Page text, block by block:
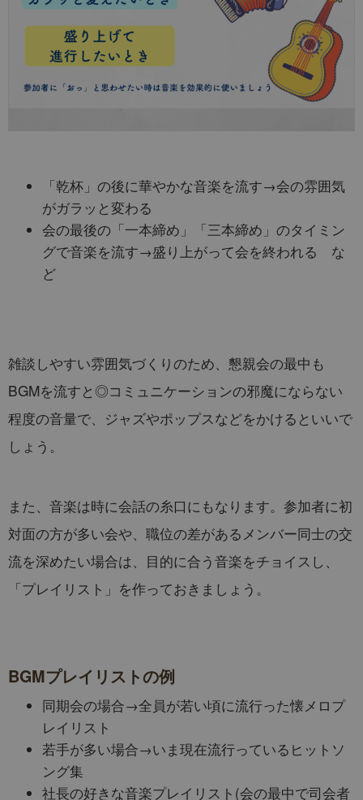
「乾杯」の後に華やかな音楽を流す→会の雰囲気
がガラッと変わる
会の最後の「一本締め」「三本締め」のタイミン
グで音楽を流す→盛り上がって会を終われる な
ど
雑談しやすい雰囲気づくりのため、懇親会の最中も
BGMを流すと◎コミュニケーションの邪魔にならない
程度の音量で、ジャズやポップスなどをかけるといいで
しょう。
また、音楽は時に会話の糸口にもなります。参加者に初
対面の方が多い会や、職位の差があるメンバー同士の交
流を深めたい場合は、目的に合う音楽をチョイスし、
「プレイリスト」を作っておきましょう。
BGMプレイリストの例
同期会の場合→全員が若い頃に流行った懐メロプ
レイリスト
若手が多い場合→いま現在流行っているヒットソ
ング集
社長の好きな音楽プレイリスト(会の最中で司会者